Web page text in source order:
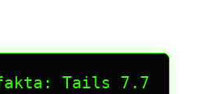
Tails 7.7